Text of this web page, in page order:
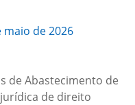
maio de 2026
de Abastecimento de
jurídica de direito